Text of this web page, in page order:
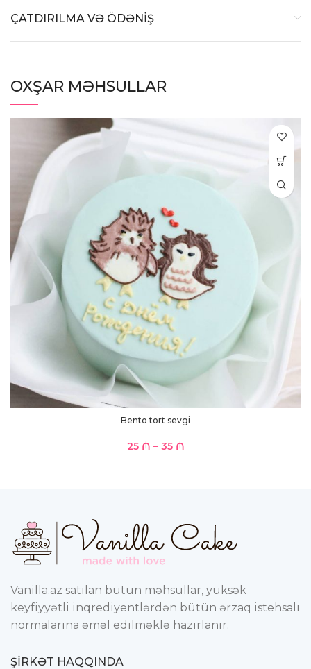
ÇATDIRILMA VƏ ÖDƏNİŞ
OXŞAR MƏHSULLAR
Bento tort sevgi
25 ₼ – 35 ₼
Vanilla.az satılan bütün məhsullar, yüksək
keyfiyyətli inqrediyentlərdən bütün ərzaq istehsalı
normalarına əməl edilməklə hazırlanır.
ŞIRKƏT HAQQINDA